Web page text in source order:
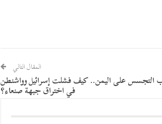
المقال التالي
على اليمن.. كيف فشلت إسرائيل وواشنطن
في اختراق جبهة صنعاء؟